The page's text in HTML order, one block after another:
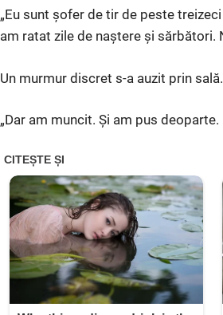
„Eu sunt șofer de tir de peste
am ratat zile de naștere și sărbători.
Un murmur discret s-a auzit prin sală.
„Dar am muncit. Și am pus deoparte.